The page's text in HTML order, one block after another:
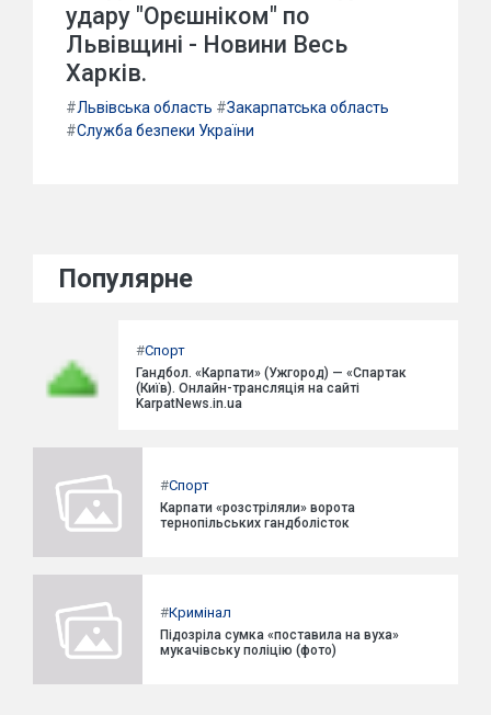
удару "Орєшніком" по
Львівщині - Новини Весь
Харків.
#Львівська область #Закарпатська область
#Служба безпеки України
Популярне
#Спорт
Гандбол. «Карпати» (Ужгород) — «Спартак
(Київ). Онлайн-трансляція на сайті
KarpatNews.in.ua
#Спорт
Карпати «розстріляли» ворота
тернопільських гандболісток
#Кримінал
Підозріла сумка «поставила на вуха»
мукачівську поліцію (фото)